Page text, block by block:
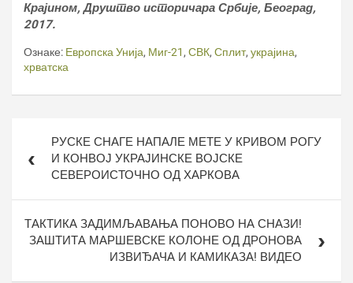
Крајином, Друштво историчара Србије, Београд,
2017.
Ознаке: Европска Унија, Миг-21 , СВК, Сплит, украјина,
хрватска
чланкаРУСКЕ СНАГЕ НАПАЛЕ МЕТЕ У КРИВОМ РОГУ
И КОНВОЈ УКРАЈИНСКЕ ВОЈСКЕ
СЕВЕРОИСТОЧНО ОД ХАРКОВА
ТАКТИКА ЗАДИМЉАВАЊА ПОНОВО НА СНАЗИ!
ЗАШТИТА МАРШЕВСКЕ КОЛОНЕ ОД ДРОНОВА
ИЗВИЂАЧА И КАМИКАЗА! ВИДЕО